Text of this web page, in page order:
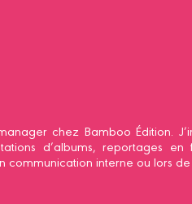
chez Bamboo Édition.
d’albums, reportages
communication interne ou lors